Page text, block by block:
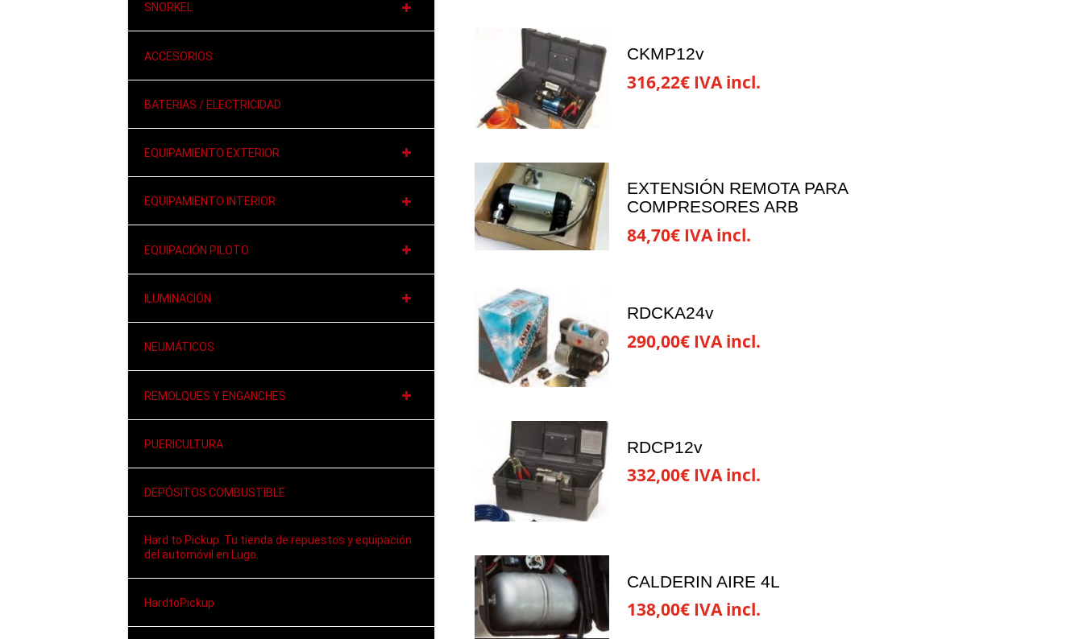
SNORKEL
ACCESORIOS
BATERIAS / ELECTRICIDAD
EQUIPAMIENTO EXTERIOR
EQUIPAMIENTO INTERIOR
EQUIPACIÓN PILOTO
ILUMINACIÓN
NEUMÁTICOS
REMOLQUES Y ENGANCHES
PUERICULTURA
DEPÓSITOS COMBUSTIBLE
Hard to Pickup. Tu tienda de repuestos y equipación
del automóvil en Lugo.
HardtoPickup
CKMP12v
316,22€ IVA incl.
EXTENSIÓN REMOTA PARA
COMPRESORES ARB
84,70€ IVA incl.
RDCKA24v
290,00€ IVA incl.
RDCP12v
332,00€ IVA incl.
CALDERIN AIRE 4L
138,00€ IVA incl.